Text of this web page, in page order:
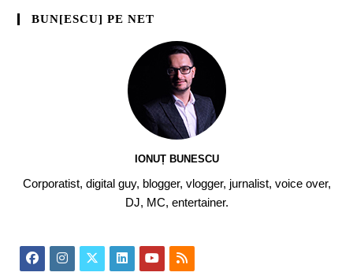
BUN[ESCU] PE NET
IONUȚ BUNESCU
Corporatist, digital guy, blogger, vlogger, jurnalist, voice over,
DJ, MC, entertainer.